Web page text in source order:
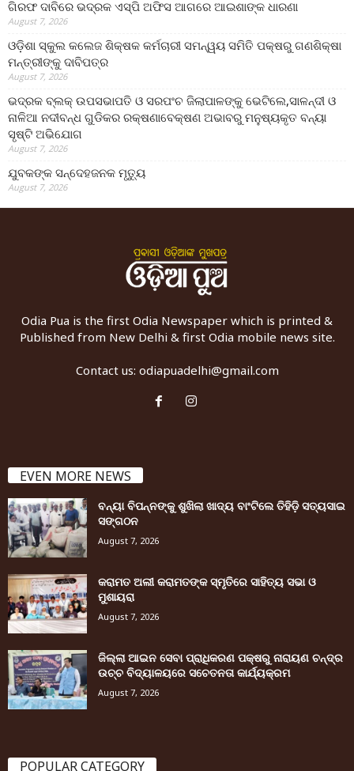
ଗିରଫ ଦାବିରେ ଭଦ୍ରକ ଏସ୍‌ପି ଅଫିସ ଆଗରେ ଆଇଶାଙ୍କ ଧାରଣା
August 7, 2026
ଓଡ଼ିଶା ସ୍କୁଲ କଲେଜ ଶିକ୍ଷକ କର୍ମଚାରୀ ସମନ୍ୱୟ ସମିତି ପକ୍ଷରୁ ଗଣଶିକ୍ଷା
ମନ୍ତ୍ରୀଙ୍କୁ ଦାବିପତ୍ର
August 7, 2026
ଭଦ୍ରକ ବ୍ଲକ୍ ଉପସଭାପତି ଓ ସରପଂଚ ଜିଲାପାଳଙ୍କୁ ଭେଟିଲେ,ସାଳନ୍ଦୀ ଓ
ନାଳିଆ ନଦୀବନ୍ଧ ଗୁଡିକର ରକ୍ଷଣାବେକ୍ଷଣ ଅଭାବରୁ ମନୁଷ୍ୟକୃତ ବନ୍ୟା
ସୃଷ୍ଟି ଅଭିଯୋଗ
August 7, 2026
ଯୁବକଙ୍କ ସନ୍ଦେହଜନକ ମୃତ୍ୟୁ
August 7, 2026
Odia Pua is the first Odia Newspaper which is printed &
Published from New Delhi & first Odia mobile news site.
Contact us: odiapuadelhi@gmail.com
EVEN MORE NEWS
ବନ୍ୟା ବିପନ୍ନଙ୍କୁ ଶୁଖିଲା ଖାଦ୍ୟ ବାଂଟିଲେ ତିହିଡି଼ ସତ୍ୟସାଇ
ସଙ୍ଗଠନ
August 7, 2026
କରାମତ ଅଲୀ କରାମତଙ୍କ ସ୍ମୃତିରେ ସାହିତ୍ୟ ସଭା ଓ
ମୁଶାୟରା
August 7, 2026
ଜିଲ୍ଲା ଆଇନ ସେବା ପ୍ରାଧିକରଣ ପକ୍ଷରୁ ନାରାୟଣ ଚନ୍ଦ୍ର
ଉଚ୍ଚ ବିଦ୍ୟାଳୟରେ ସଚେତନତା କାର୍ଯ୍ୟକ୍ରମ
August 7, 2026
POPULAR CATEGORY